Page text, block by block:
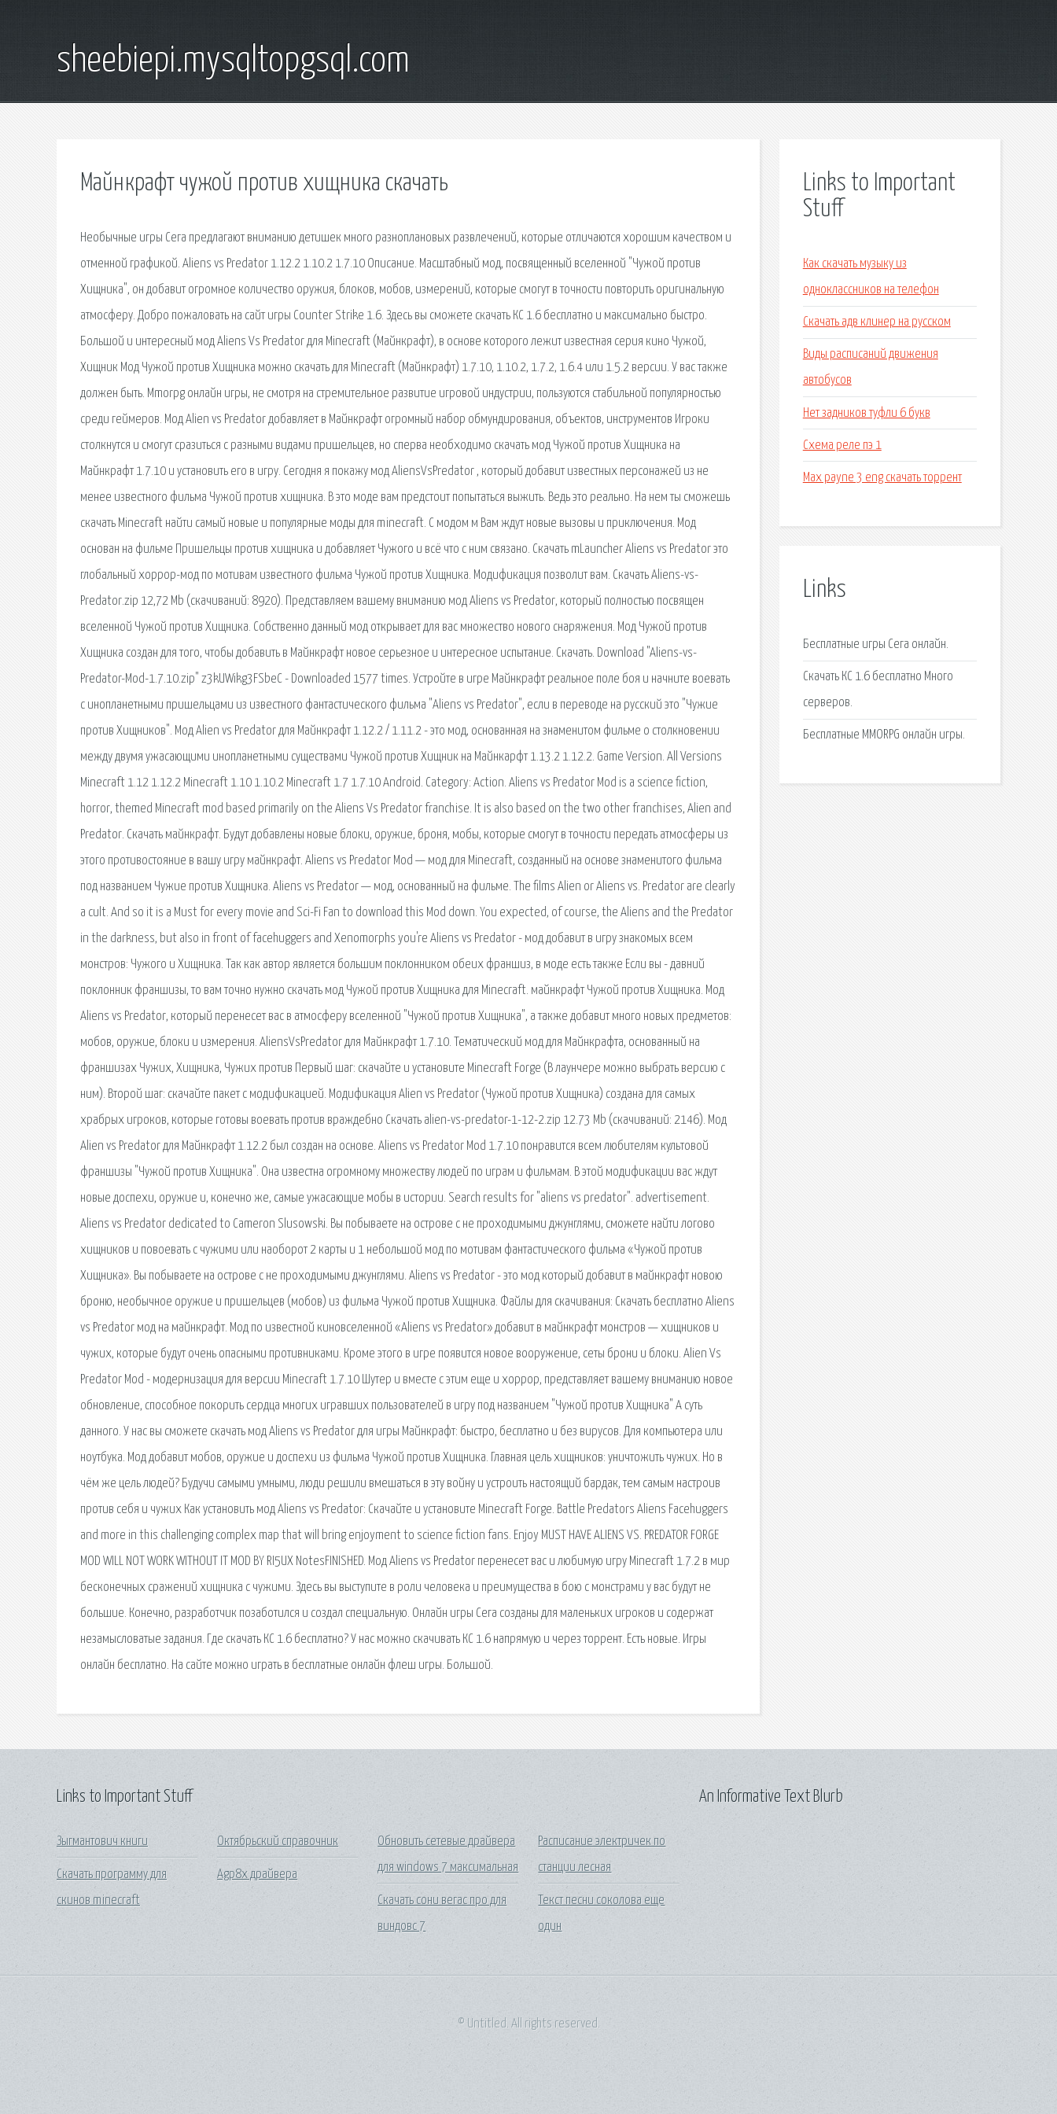
sheebiepi.mysqltopgsql.com
Майнкрафт чужой против хищника скачать
Необычные игры Сега предлагают вниманию детишек много разноплановых развлечений, которые отличаются хорошим качеством и
отменной графикой. Aliens vs Predator 1.12.2 1.10.2 1.7.10 Описание. Масштабный мод, посвященный вселенной "Чужой против
Хищника", он добавит огромное количество оружия, блоков, мобов, измерений, которые смогут в точности повторить оригинальную
атмосферу. Добро пожаловать на сайт игры Counter Strike 1.6. Здесь вы сможете скачать КС 1.6 бесплатно и максимально быстро.
Большой и интересный мод Aliens Vs Predator для Minecraft (Майнкрафт), в основе которого лежит известная серия кино Чужой,
Хищник Мод Чужой против Хищника можно скачать для Minecraft (Майнкрафт) 1.7.10, 1.10.2, 1.7.2, 1.6.4 или 1.5.2 версии. У вас также
должен быть. Mmorpg онлайн игры, не смотря на стремительное развитие игровой индустрии, пользуются стабильной популярностью
среди геймеров. Мод Alien vs Predator добавляет в Майнкрафт огромный набор обмундирования, объектов, инструментов Игроки
столкнутся и смогут сразиться с разными видами пришельцев, но сперва необходимо скачать мод Чужой против Хищника на
Майнкрафт 1.7.10 и установить его в игру. Сегодня я покажу мод AliensVsPredator , который добавит известных персонажей из не
менее известного фильма Чужой против хищника. В это моде вам предстоит попытаться выжить. Ведь это реально. На нем ты сможешь
скачать Minecraft найти самый новые и популярные моды для minecraft. С модом м Вам ждут новые вызовы и приключения. Мод
основан на фильме Пришельцы против хищника и добавляет Чужого и всё что с ним связано. Скачать mLauncher Aliens vs Predator это
глобальный хоррор-мод по мотивам известного фильма Чужой против Хищника. Модификация позволит вам. Скачать Aliens-vs-
Predator.zip 12,72 Mb (cкачиваний: 8920). Представляем вашему вниманию мод Aliens vs Predator, который полностью посвящен
вселенной Чужой против Хищника. Собственно данный мод открывает для вас множество нового снаряжения. Мод Чужой против
Хищника создан для того, чтобы добавить в Майнкрафт новое серьезное и интересное испытание. Скачать. Download "Aliens-vs-
Predator-Mod-1.7.10.zip" z3kUWikg3FSbeC - Downloaded 1577 times. Устройте в игре Майнкрафт реальное поле боя и начните воевать
с инопланетными пришельцами из известного фантастического фильма "Aliens vs Predator", если в переводе на русский это "Чужие
против Хищников". Мод Alien vs Predator для Майнкрафт 1.12.2 / 1.11.2 - это мод, основанная на знаменитом фильме о столкновении
между двумя ужасающими инопланетными существами Чужой против Хищник на Майнкарфт 1.13.2 1.12.2. Game Version. All Versions
Minecraft 1.12 1.12.2 Minecraft 1.10 1.10.2 Minecraft 1.7 1.7.10 Android. Category: Action. Aliens vs Predator Mod is a science fiction,
horror, themed Minecraft mod based primarily on the Aliens Vs Predator franchise. It is also based on the two other franchises, Alien and
Predator. Скачать майнкрафт. Будут добавлены новые блоки, оружие, броня, мобы, которые смогут в точности передать атмосферы из
этого противостояние в вашу игру майнкрафт. Aliens vs Predator Mod — мод для Minecraft, созданный на основе знаменитого фильма
под названием Чужие против Хищника. Aliens vs Predator — мод, основанный на фильме. The films Alien or Aliens vs. Predator are clearly
a cult. And so it is a Must for every movie and Sci-Fi Fan to download this Mod down. You expected, of course, the Aliens and the Predator
in the darkness, but also in front of facehuggers and Xenomorphs you're Aliens vs Predator - мод добавит в игру знакомых всем
монстров: Чужого и Хищника. Так как автор является большим поклонником обеих франшиз, в моде есть также Если вы - давний
поклонник франшизы, то вам точно нужно скачать мод Чужой против Хищника для Minecraft. майнкрафт Чужой против Хищника. Мод
Aliens vs Predator, который перенесет вас в атмосферу вселенной "Чужой против Хищника", а также добавит много новых предметов:
мобов, оружие, блоки и измерения. AliensVsPredator для Майнкрафт 1.7.10. Тематический мод для Майнкрафта, основанный на
франшизах Чужих, Хищника, Чужих против Первый шаг: скачайте и установите Minecraft Forge (В лаунчере можно выбрать версию с
ним). Второй шаг: скачайте пакет с модификацией. Модификация Alien vs Predator (Чужой против Хищника) создана для самых
храбрых игроков, которые готовы воевать против враждебно Скачать alien-vs-predator-1-12-2.zip 12.73 Mb (cкачиваний: 2146). Мод
Alien vs Predator для Майнкрафт 1.12.2 был создан на основе. Aliens vs Predator Mod 1.7.10 понравится всем любителям культовой
франшизы "Чужой против Хищника". Она известна огромному множеству людей по играм и фильмам. В этой модификации вас ждут
новые доспехи, оружие и, конечно же, самые ужасающие мобы в истории. Search results for "aliens vs predator". advertisement.
Aliens vs Predator dedicated to Cameron Slusowski. Вы побываете на острове с не проходимыми джунглями, сможете найти логово
хищников и повоевать с чужими или наоборот 2 карты и 1 небольшой мод по мотивам фантастического фильма «Чужой против
Хищника». Вы побываете на острове с не проходимыми джунглями. Aliens vs Predator - это мод который добавит в майнкрафт новою
броню, необычное оружие и пришельцев (мобов) из фильма Чужой против Хищника. Файлы для скачивания: Скачать бесплатно Aliens
vs Predator мод на майнкрафт. Мод по известной киновселенной «Aliens vs Predator» добавит в майнкрафт монстров — хищников и
чужих, которые будут очень опасными противниками. Кроме этого в игре появится новое вооружение, сеты брони и блоки. Alien Vs
Predator Mod - модернизация для версии Minecraft 1.7.10 Шутер и вместе с этим еще и хоррор, представляет вашему вниманию новое
обновление, способное покорить сердца многих игравших пользователей в игру под названием "Чужой против Хищника" А суть
данного. У нас вы сможете скачать мод Aliens vs Predator для игры Майнкрафт: быстро, бесплатно и без вирусов. Для компьютера или
ноутбука. Мод добавит мобов, оружие и доспехи из фильма Чужой против Хищника. Главная цель хищников: уничтожить чужих. Но в
чём же цель людей? Будучи самыми умными, люди решили вмешаться в эту войну и устроить настоящий бардак, тем самым настроив
против себя и чужих Как установить мод Aliens vs Predator: Скачайте и установите Minecraft Forge. Battle Predators Aliens Facehuggers
and more in this challenging complex map that will bring enjoyment to science fiction fans. Enjoy MUST HAVE ALIENS VS. PREDATOR FORGE
MOD WILL NOT WORK WITHOUT IT MOD BY RI5UX NotesFINISHED. Мод Aliens vs Predator перенесет вас и любимую игру Minecraft 1.7.2 в мир
бесконечных сражений хищника с чужими. Здесь вы выступите в роли человека и преимущества в бою с монстрами у вас будут не
большие. Конечно, разработчик позаботился и создал специальную. Онлайн игры Сега созданы для маленьких игроков и содержат
незамысловатые задания. Где скачать КС 1.6 бесплатно? У нас можно скачивать КС 1.6 напрямую и через торрент. Есть новые. Игры
онлайн бесплатно. На сайте можно играть в бесплатные онлайн флеш игры. Большой.
Links to Important
Stuff
Как скачать музыку из
одноклассников на телефон
Скачать адв клинер на русском
Виды расписаний движения
автобусов
Нет задников туфли 6 букв
Схема реле пэ 1
Max payne 3 eng скачать торрент
Links
Бесплатные игры Сега онлайн.
Cкачать КС 1.6 бесплатно Много
серверов.
Бесплатные MMORPG онлайн игры.
Links to Important Stuff
Зыгмантович книги
Скачать программу для
скинов minecraft
Октябрьский справочник
Agp8x драйвера
Обновить сетевые драйвера
для windows 7 максимальная
Скачать сони вегас про для
виндовс 7
Расписание электричек по
станции лесная
Текст песни соколова еще
один
An Informative Text Blurb
© Untitled. All rights reserved.